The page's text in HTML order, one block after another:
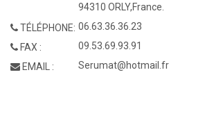
TÉLÉPHONE:
FAX :
EMAIL :
94310 ORLY,France.
06.63.36.36.23
09.53.69.93.91
Serumat@hotmail.fr